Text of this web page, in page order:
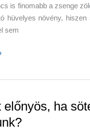
is finomabb a zsenge
hüvelyes növény,
sem
előnyös, ha